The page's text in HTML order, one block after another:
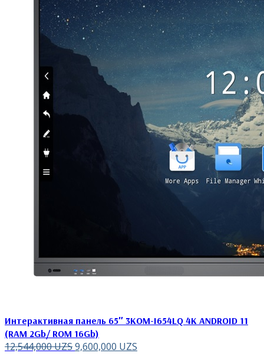
Интерактивная панель 65″ 3KOM-I654LQ 4K ANDROID 11
(RAM 2Gb/ ROM 16Gb)
12,544,000UZS9,600,000 UZS